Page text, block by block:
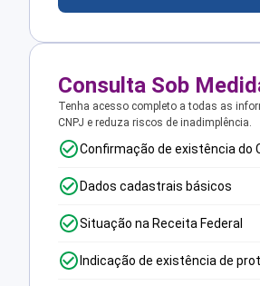
Consulta Sob
Tenha acesso completo a todas as
CNPJ e reduza riscos de inadimplência.
Confirmação de existência do
Dados cadastrais básicos
Situação na Receita Federal
Indicação de existência de